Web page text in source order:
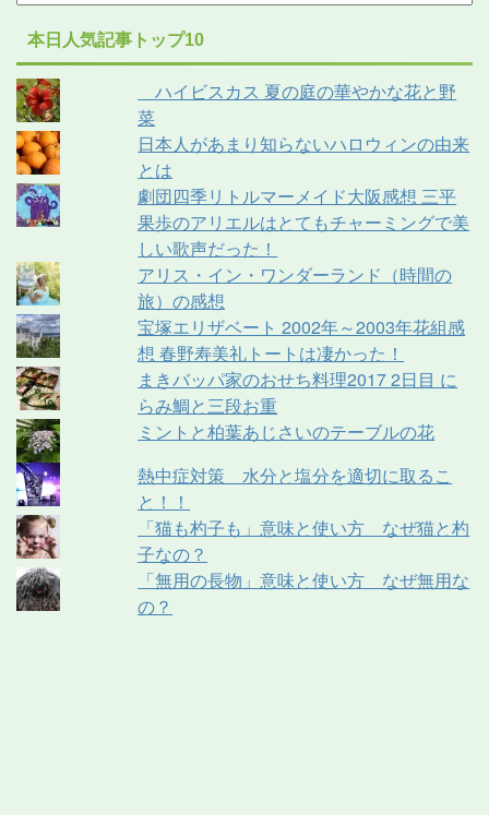
本日人気記事トップ10
ハイビスカス 夏の庭の華やかな花と野
菜
日本人があまり知らないハロウィンの由来
とは
劇団四季リトルマーメイド大阪感想 三平
果歩のアリエルはとてもチャーミングで美
しい歌声だった！
アリス・イン・ワンダーランド（時間の
旅）の感想
宝塚エリザベート 2002年～2003年花組感
想 春野寿美礼トートは凄かった！
まきバッパ家のおせち料理2017 2日目 に
らみ鯛と三段お重
ミントと柏葉あじさいのテーブルの花
熱中症対策 水分と塩分を適切に取るこ
と！！
「猫も杓子も」意味と使い方 なぜ猫と杓
子なの？
「無用の長物」意味と使い方 なぜ無用な
の？